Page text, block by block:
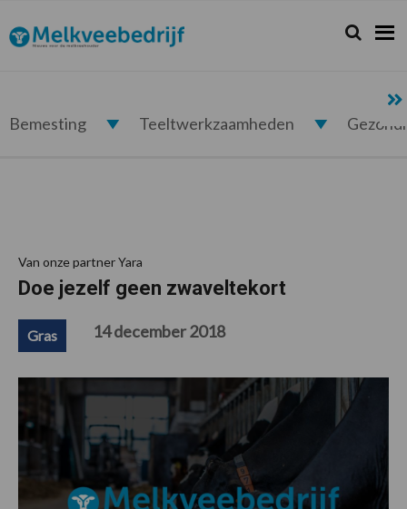
de
hoofdnavigatie
de
hoofd
de
eerste
de
voettekst
Melkveebedrijf.nl Zoeken...
Zoek
Bemesting Teeltwerkzaamheden
Van onze partner Yara
Doe jezelf geen zwaveltekort
Gras 14 december 2018